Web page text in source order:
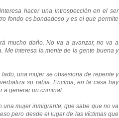
hacer una introspección en el ser
fondo es bondadoso y es el que permite
mucho daño. No va a avanzar, no va a
Me interesa la mente de la gente buena y
una mujer se obsesiona de repente y
su rabia. Encima, en la casa hay
a generar un criminal.
mujer inmigrante, que sabe que no va
pero desde el lugar de las víctimas que